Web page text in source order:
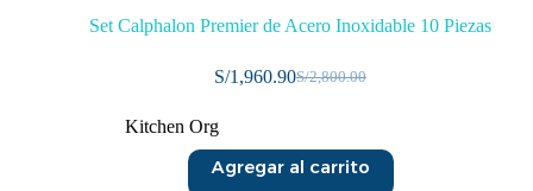
Set Calphalon Premier de Acero Inoxidable 10 Piezas
S/2,800.00
S/1,960.90
Kitchen Org
Agregar al carrito